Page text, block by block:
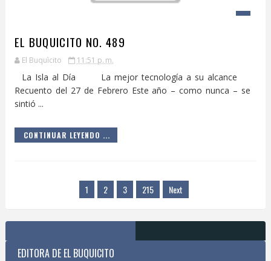
EL BUQUICITO NO. 489
El Buquìcito 11:51 p. m.
La Isla al Día La mejor tecnología a su alcance
Recuento del 27 de Febrero Este año – como nunca – se
sintió ...
CONTINUAR LEYENDO ...
1 2 3 215 Next
EDITORA DE EL BUQUICITO